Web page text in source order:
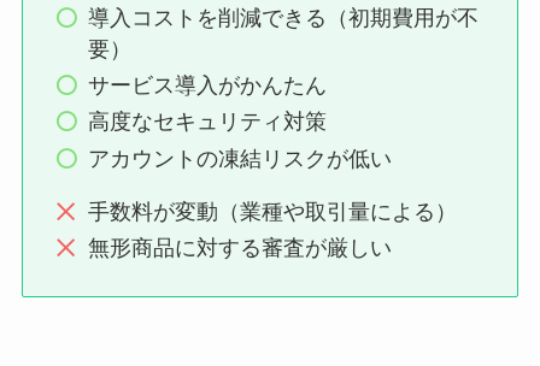
導入コストを削減できる（初期費用が不
要）
サービス導入がかんたん
高度なセキュリティ対策
アカウントの凍結リスクが低い
手数料が変動（業種や取引量による）
無形商品に対する審査が厳しい